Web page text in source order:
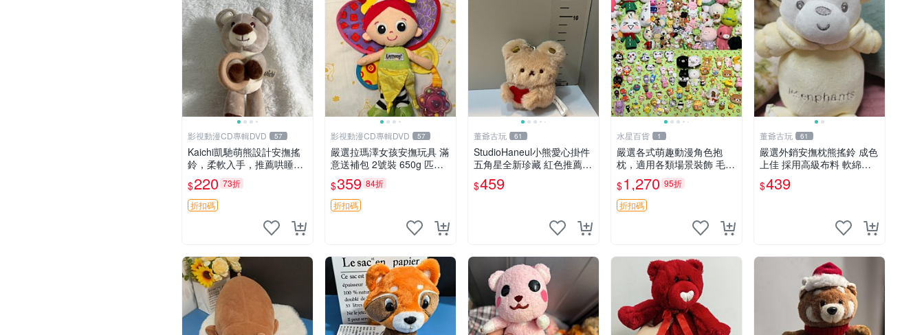
影視動漫CD專輯DVD 57
Kaichi凱馳萌熊設計安撫搖
鈴，柔軟入手，推薦哄睡好
選擇 熊公仔 安撫玩具 喂食
環
$220 73折
折扣碼
影視動漫CD專輯DVD 57
嚴選拉瑪澤女孩安撫玩具 滿
意送補包 2號裝 650g 匹配
嬰幼童舒壓好伴侶 女孩專用
安心選擇 安撫玩偶 衝包 玩
具
$359 84折
折扣碼
董爺古玩 61
StudioHaneul小熊愛心掛件
五角星全新珍藏 紅色推薦收
藏 玩具掛飾 掛件 新品
$459
水星百貨 1
嚴選各式萌趣動漫角色抱
枕，適用各類場景裝飾 毛絨
玩具、卡通抱枕、趣味玩偶
$1,270 95折
折扣碼
董爺古玩 61
嚴選外銷安撫枕熊搖鈴 成色
上佳 採用高級布料 軟綿適
合收藏 安心選購 安撫枕 熊
玩具 搖鈴
$439